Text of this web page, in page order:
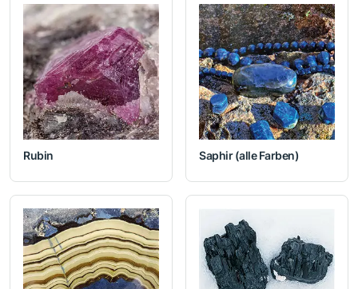
Rubin Saphir (alle Farben)